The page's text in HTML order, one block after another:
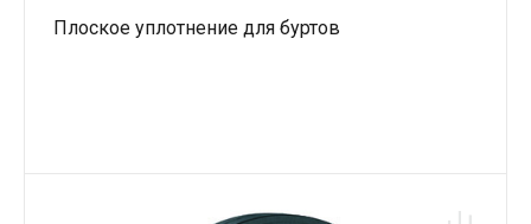
Плоское уплотнение для буртов